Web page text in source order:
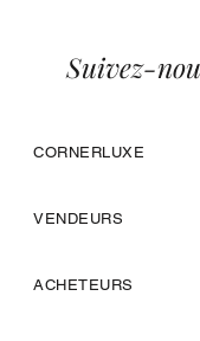
CORNERLUXE
VENDEURS
ACHETEURS
Suivez-